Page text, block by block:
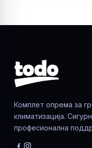
Комплет опрема за
климатизација.
професионална